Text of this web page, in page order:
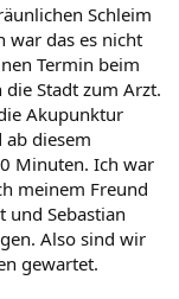
Schleim
war das es nicht
Termin beim
Stadt zum Arzt.
Akupunktur
ab diesem
Minuten. Ich war
meinem Freund
und Sebastian
Also sind wir
gewartet.